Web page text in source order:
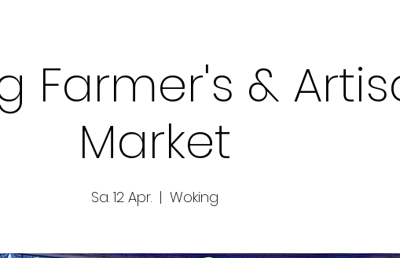
Farmer's &
Market
Sa. 12 Apr.
  |
Woking